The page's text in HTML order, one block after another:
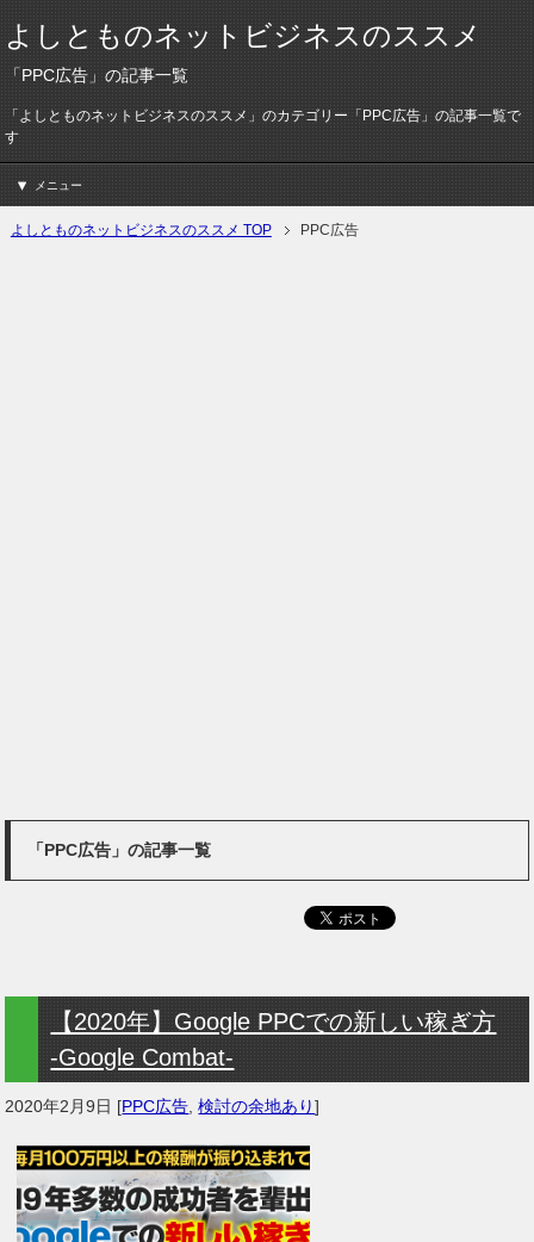
よしとものネットビジネスのススメ
「PPC広告」の記事一覧
「よしとものネットビジネスのススメ」のカテゴリー「PPC広告」の記事一覧で
す
メニュー
よしとものネットビジネスのススメ TOP PPC広告
「PPC広告」の記事一覧
【2020年】Google PPCでの新しい稼ぎ方
‐Google Combat‐
2020年2月9日 [PPC広告 ,検討の余地あり]